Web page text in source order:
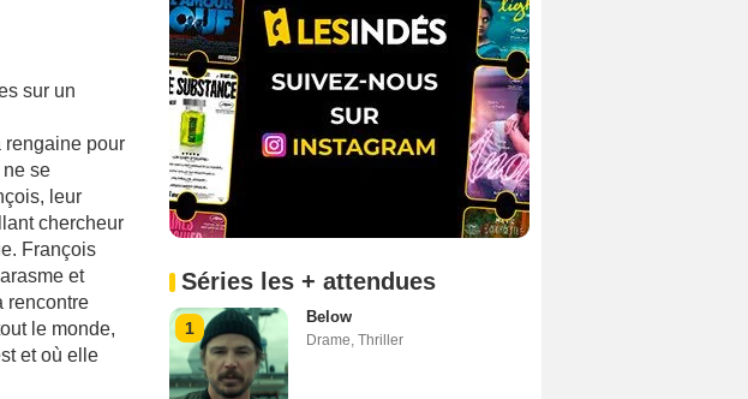
sur un
rengaine pour
ne se
leur
chercheur
François
et
rencontre
le monde,
et où elle
Séries les + attendues
1
Below
Drame Thriller